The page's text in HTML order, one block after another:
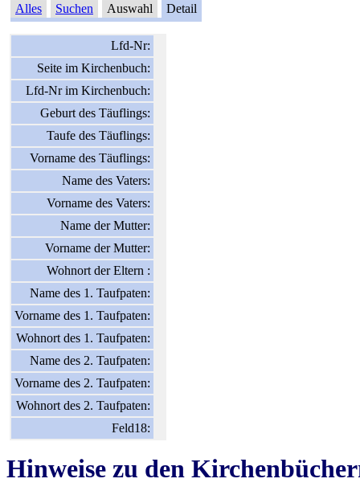
Alles Suchen Auswahl Detail
Lfd-Nr:
Seite im Kirchenbuch:
Lfd-Nr im Kirchenbuch:
Geburt des Täuflings:
Taufe des Täuflings:
Vorname des Täuflings:
Name des Vaters:
Vorname des Vaters:
Name der Mutter:
Vorname der Mutter:
Wohnort der Eltern :
Name des 1. Taufpaten:
Vorname des 1. Taufpaten:
Wohnort des 1. Taufpaten:
Name des 2. Taufpaten:
Vorname des 2. Taufpaten:
Wohnort des 2. Taufpaten:
Feld18:
Hinweise zu den